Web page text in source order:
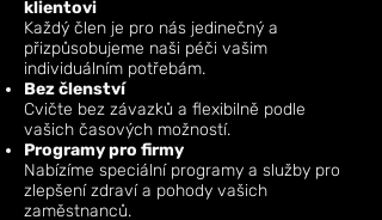
klientovi
Každý člen je pro nás jedinečný a
přizpůsobujeme naši péči vašim
individuálním potřebám.
Bez členství
Cvičte bez závazků a flexibilně podle
vašich časových možností.
Programy pro firmy
Nabízíme speciální programy a služby pro
zlepšení zdraví a pohody vašich
zaměstnanců.